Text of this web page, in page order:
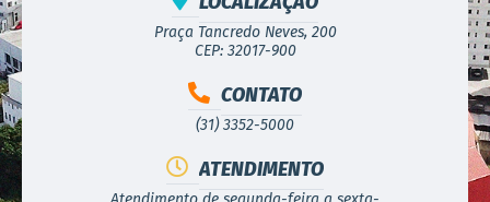
Praça Tancredo Neves, 200
CEP: 32017-900
CONTATO
(31) 3352-5000
ATENDIMENTO